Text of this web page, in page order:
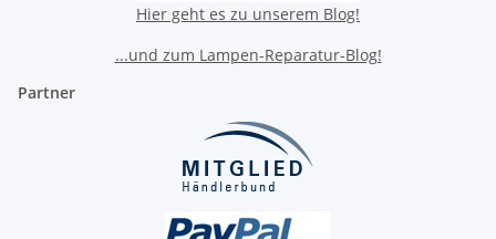
Hier geht es zu unserem Blog!
...und zum Lampen-Reparatur-Blog!
Partner